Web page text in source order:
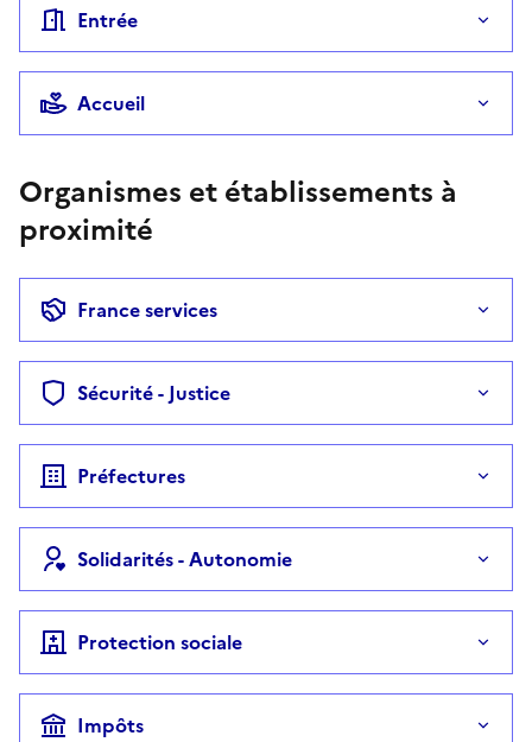
Entrée
Accueil
Organismes et établissements à
proximité
France services
Sécurité - Justice
Préfectures
Solidarités - Autonomie
Protection sociale
Impôts